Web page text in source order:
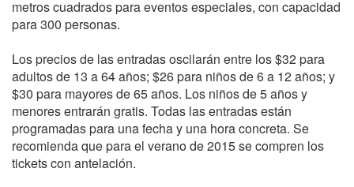
metros cuadrados para eventos especiales, con capacidad
para 300 personas.
Los precios de las entradas oscilarán entre los $32 para
adultos de 13 a 64 años; $26 para niños de 6 a 12 años; y
$30 para mayores de 65 años. Los niños de 5 años y
menores entrarán gratis. Todas las entradas están
programadas para una fecha y una hora concreta. Se
recomienda que para el verano de 2015 se compren los
tickets con antelación.